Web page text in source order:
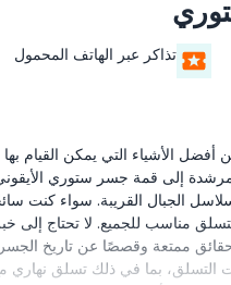
تذاكر عبر الهاتف المحمول
الأشياء التي يمكن القيام بها
الجبال القريبة. سواء كنت
مناسب للجميع. لا تحتاج إلى
ممتعة وقصصًا عن تاريخ
التسلق، بما في ذلك تسلق نهاري